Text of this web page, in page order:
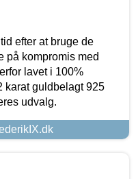
efter at bruge de
på kompromis med
lavet i 100%
karat guldbelagt 925
udvalg.